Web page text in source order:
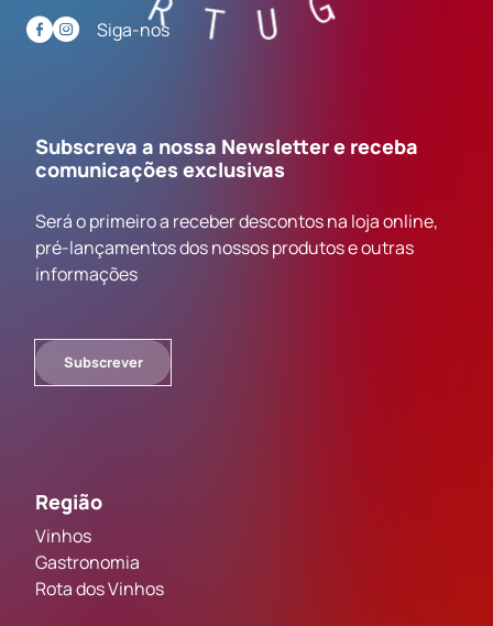
Siga-nos
Subscreva a nossa Newsletter e receba
comunicações exclusivas
Será o primeiro a receber descontos na loja online,
pré-lançamentos dos nossos produtos e outras
informações
Subscrever
Região
Vinhos
Gastronomia
Rota dos Vinhos